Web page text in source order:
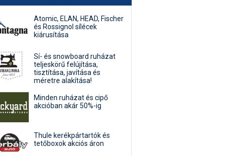
Atomic, ELAN, HEAD, Fischer
és Rossignol sílécek
kiárusítása
Sí- és snowboard ruházat
teljeskörű felújítása,
tisztítása, javítása és
méretre alakítása!
Minden ruházat és cipő
akcióban akár 50%-ig
Thule kerékpártartók és
tetőboxok akciós áron